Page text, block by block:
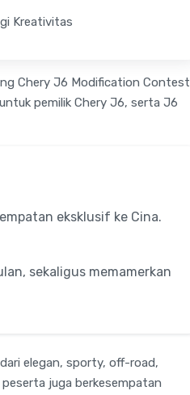
Kreativitas
Chery J6 Modification Contest
pemilik Chery J6, serta J6
eksklusif ke Cina.
sekaligus memamerkan
elegan, sporty, off-road,
juga berkesempatan